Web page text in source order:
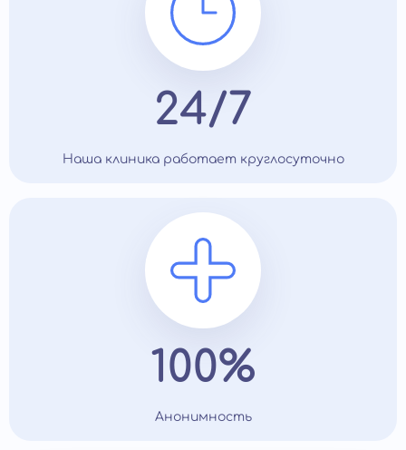
24/7
Наша клиника работает круглосуточно
100%
Анонимность